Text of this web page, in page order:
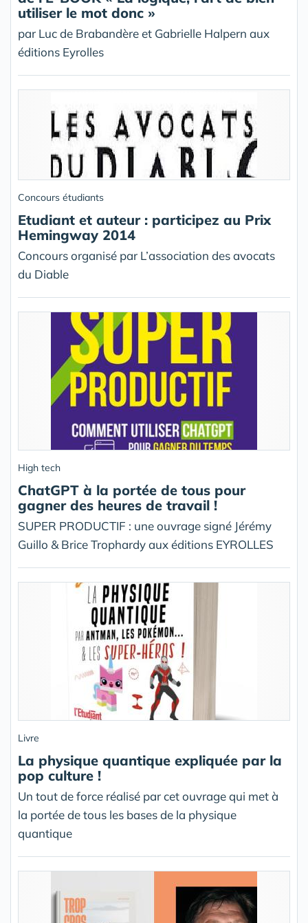
utiliser le mot donc »
par Luc de Brabandère et Gabrielle Halpern aux
éditions Eyrolles
Concours étudiants
Etudiant et auteur : participez au Prix
Hemingway 2014
Concours organisé par L’association des avocats
du Diable
High tech
ChatGPT à la portée de tous pour
gagner des heures de travail !
SUPER PRODUCTIF : une ouvrage signé Jérémy
Guillo & Brice Trophardy aux éditions EYROLLES
Livre
La physique quantique expliquée par la
pop culture !
Un tout de force réalisé par cet ouvrage qui met à
la portée de tous les bases de la physique
quantique